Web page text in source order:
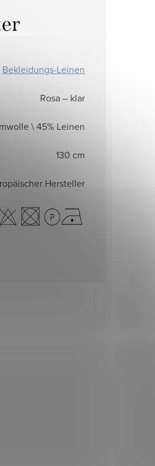
Bekleidungs-Leinen
Rosa – klar
\ 45% Leinen
130 cm
Hersteller